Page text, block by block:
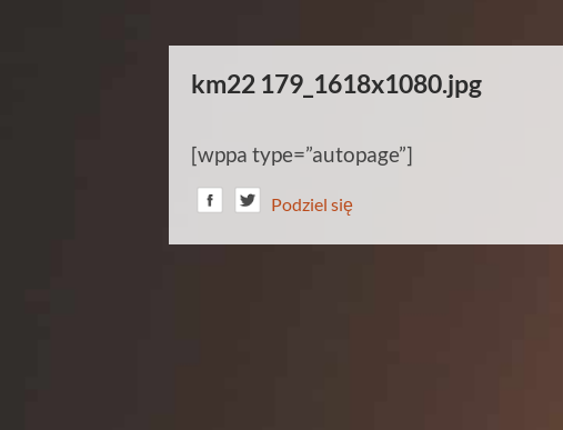
km22 179_1618x1080.jpg
[wppa type=”autopage”]
Podziel się